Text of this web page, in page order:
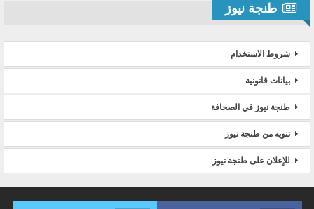
طنجة نيوز
شروط الاستخدام
بيانات قانونية
طنجة نيوز في الصحافة
تنويه من طنجة نيوز
للإعلان على طنجة نيوز